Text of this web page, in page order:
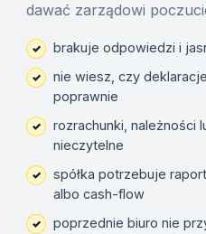
dawać zarządowi
brakuje odpowiedzi i
nie wiesz, czy
poprawnie
rozrachunki, należności
nieczytelne
spółka potrzebuje
albo cash-flow
poprzednie biuro nie